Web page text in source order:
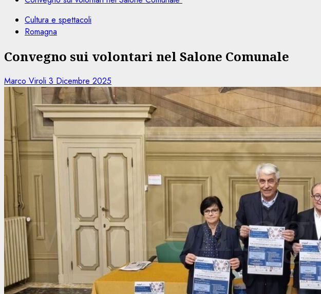
Cultura e spettacoli
Romagna
Convegno sui volontari nel Salone Comunale
Marco Viroli 3 Dicembre 2025